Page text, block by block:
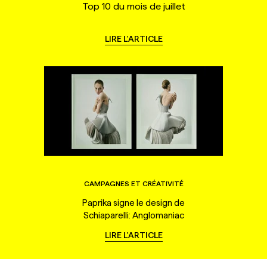
Top 10 du mois de juillet
LIRE L'ARTICLE
CAMPAGNES ET CRÉATIVITÉ
Paprika signe le design de
Schiaparelli: Anglomaniac
LIRE L'ARTICLE